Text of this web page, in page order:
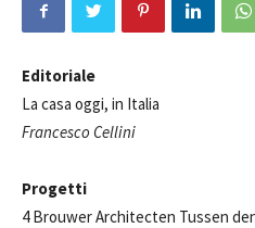
Editoriale
La casa oggi, in Italia
Francesco Cellini
Progetti
4 Brouwer Architecten Tussen